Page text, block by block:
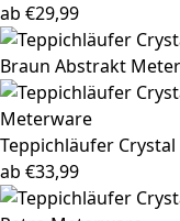
ab €29,99
Teppichläufer Crystal
ab €33,99